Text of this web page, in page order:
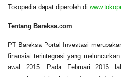
Tokopedia dapat diperoleh di
Tentang Bareksa.com
PT Bareksa Portal Investasi
finansial terintegrasi yang
awal 2015. Pada Februari 2016